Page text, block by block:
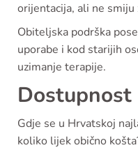
orijentacija, ali ne
Obiteljska podrška
uporabe i kod starijih
uzimanje terapije.
Dostupnost
Gdje se u Hrvatskoj
koliko lijek obično